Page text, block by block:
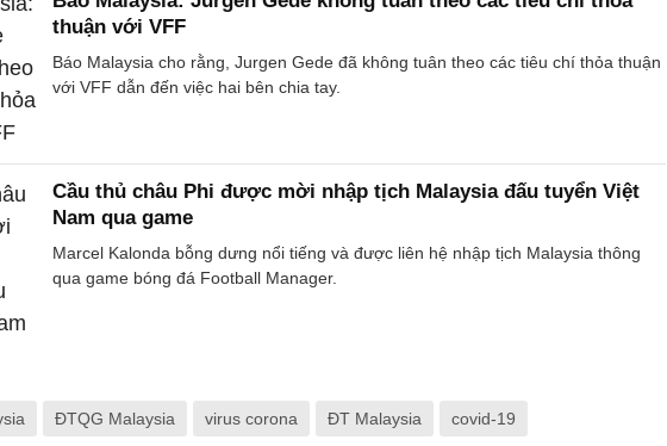
thuận với VFF
Báo Malaysia cho rằng, Jurgen Gede đã không tuân theo các tiêu chí thỏa thuận
với VFF dẫn đến việc hai bên chia tay.
Cầu thủ châu Phi được mời nhập tịch Malaysia đấu tuyển Việt
Nam qua game
Marcel Kalonda bỗng dưng nổi tiếng và được liên hệ nhập tịch Malaysia thông
qua game bóng đá Football Manager.
ĐTQG Malaysia virus corona ĐT Malaysia covid-19